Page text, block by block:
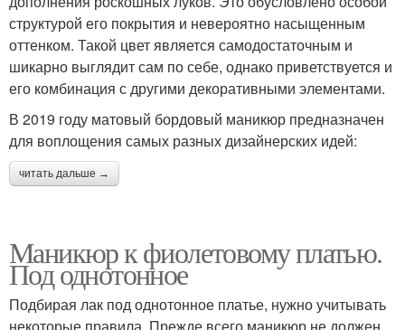
структурой его покрытия и невероятно насыщенным
оттенком. Такой цвет является самодостаточным и
шикарно выглядит сам по себе, однако приветствуется и
его комбинация с другими декоративными элементами.
В 2019 году матовый бордовый маникюр предназначен
для воплощения самых разных дизайнерских идей:
читать дальше →
Маникюр к фиолетовому платью.
Под однотонное
Подбирая лак под однотонное платье, нужно учитывать